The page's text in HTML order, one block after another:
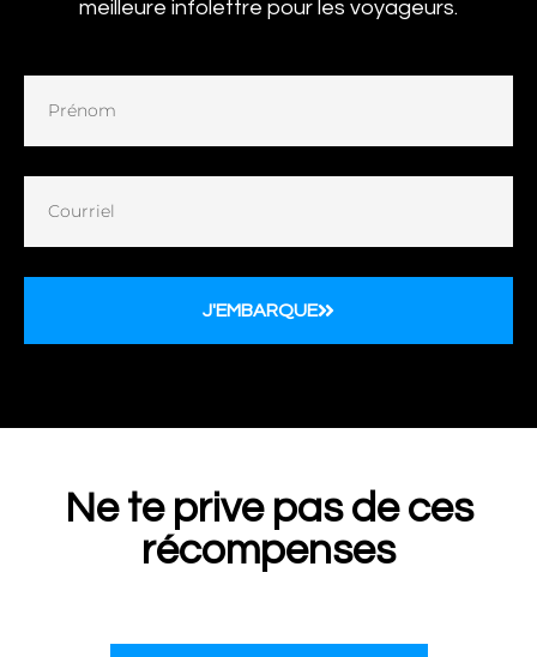
meilleure infolettre pour les voyageurs.
J'EMBARQUE
Ne te prive pas de ces
récompenses